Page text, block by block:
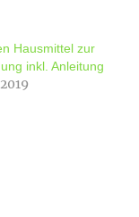
Hausmittel zur
inkl. Anleitung